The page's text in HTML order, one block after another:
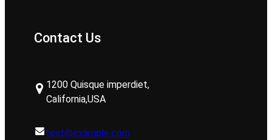
Contact Us
1200 Quisque imperdiet,
California,USA
test@example.com